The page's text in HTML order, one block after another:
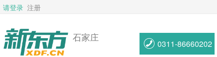
请登录 注册
石家庄
0311-86660202